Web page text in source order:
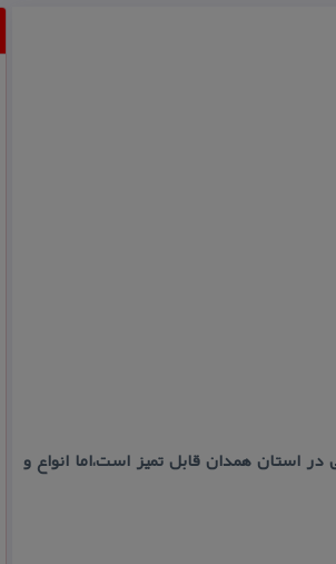
استان همدان قابل تمیز است،اما انواع و